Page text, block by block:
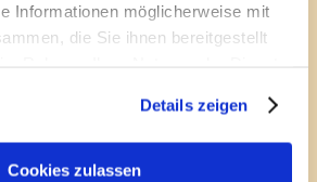
Informationen möglicherweise mit
die Sie ihnen bereitgestellt
Details zeigen
Cookies zulassen
Tenor-Bass-Gamben
7saitige Bass-Gambe
Viele Detailfotos